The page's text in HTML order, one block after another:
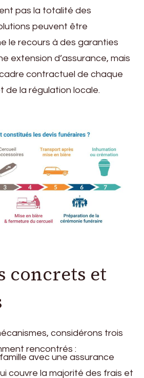
pas la totalité des
peuvent être
le recours à des garanties
extension d’assurance, mais
contractuel de chaque
de la régulation locale.
concrets et
considérons trois
rencontrés :
avec une assurance
couvre la majorité des frais et